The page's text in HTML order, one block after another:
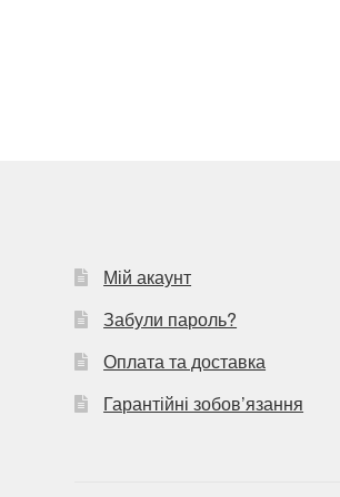
Мій акаунт
Забули пароль?
Оплата та доставка
Гарантійні зобов’язання